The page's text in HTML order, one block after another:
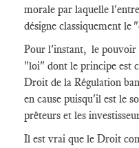
morale par laquelle
désigne classiquement le
Pour l'instant, le pouvoir
"loi" dont le principe est
Droit de la Régulation
en cause puisqu'il est le
prêteurs et les
Il est vrai que le Droit